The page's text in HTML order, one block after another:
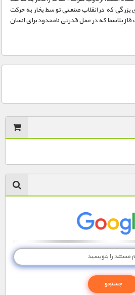
بزرگی که در انقلاب صنعتی توسط بخار به حرکت
فاز پلاسما که در عمل قدرتی نامحدود برای انسان